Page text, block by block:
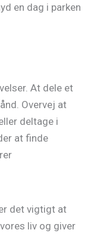
en dag i parken
At dele et
Overvej at
deltage i
at finde
det vigtigt at
liv og giver